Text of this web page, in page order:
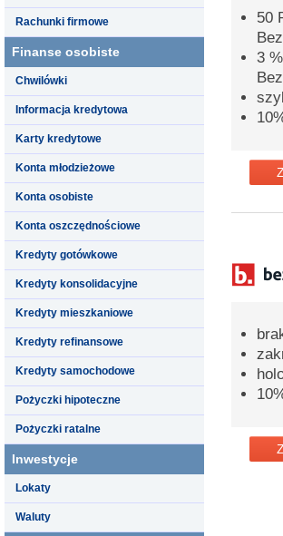
Rachunki firmowe
Finanse osobiste
Chwilówki
Informacja kredytowa
Karty kredytowe
Konta młodzieżowe
Konta osobiste
Konta oszczędnościowe
Kredyty gotówkowe
Kredyty konsolidacyjne
Kredyty mieszkaniowe
Kredyty refinansowe
Kredyty samochodowe
Pożyczki hipoteczne
Pożyczki ratalne
Inwestycje
Lokaty
Waluty
50
3